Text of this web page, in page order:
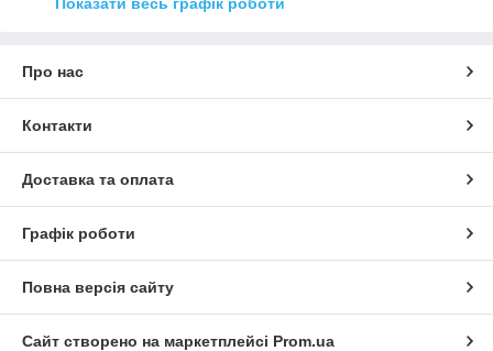
Про нас
Контакти
Доставка та оплата
Графік роботи
Повна версія сайту
Сайт створено на маркетплейсі Prom.ua